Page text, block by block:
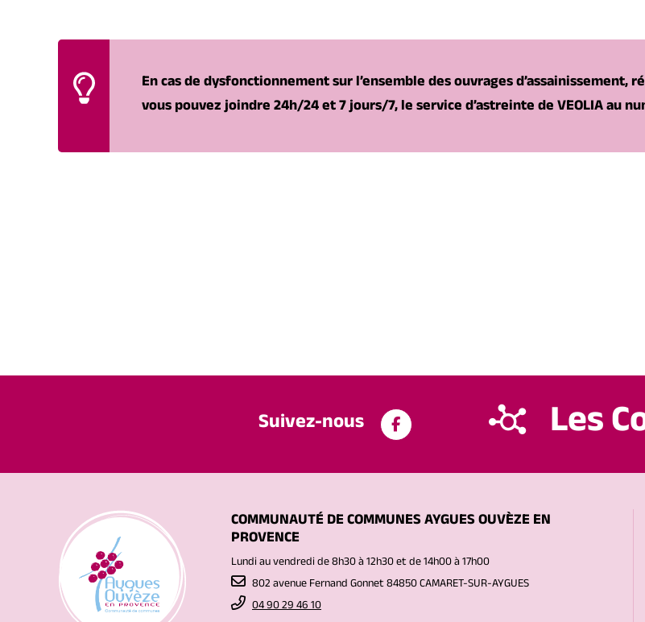
En cas de dysfonctionnement sur l’ensemble des ouvrages
vous pouvez joindre 24h/24 et 7 jours/7, le service d’astreinte de VEOLIA au
Suivez-nous Les
COMMUNAUTÉ DE COMMUNES AYGUES OUVÈZE EN
PROVENCE
Lundi au vendredi de 8h30 à 12h30 et de 14h00 à 17h00
802 avenue Fernand Gonnet 84850 CAMARET-SUR-AYGUES
04 90 29 46 10